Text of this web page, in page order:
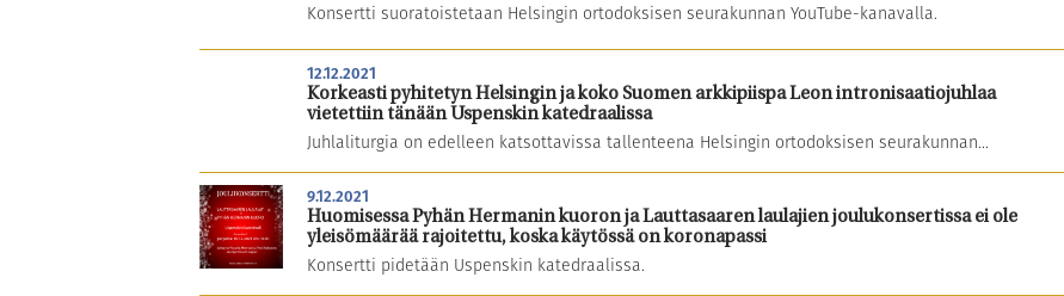
Konsertti suoratoistetaan Helsingin ortodoksisen seurakunnan YouTube-kanavalla.
12.12.2021
Korkeasti pyhitetyn Helsingin ja koko Suomen arkkipiispa Leon intronisaatiojuhlaa
vietettiin tänään Uspenskin katedraalissa
Juhlaliturgia on edelleen katsottavissa tallenteena Helsingin ortodoksisen seurakunnan...
9.12.2021
Huomisessa Pyhän Hermanin kuoron ja Lauttasaaren laulajien joulukonsertissa ei ole
yleisömäärää rajoitettu, koska käytössä on koronapassi
Konsertti pidetään Uspenskin katedraalissa.